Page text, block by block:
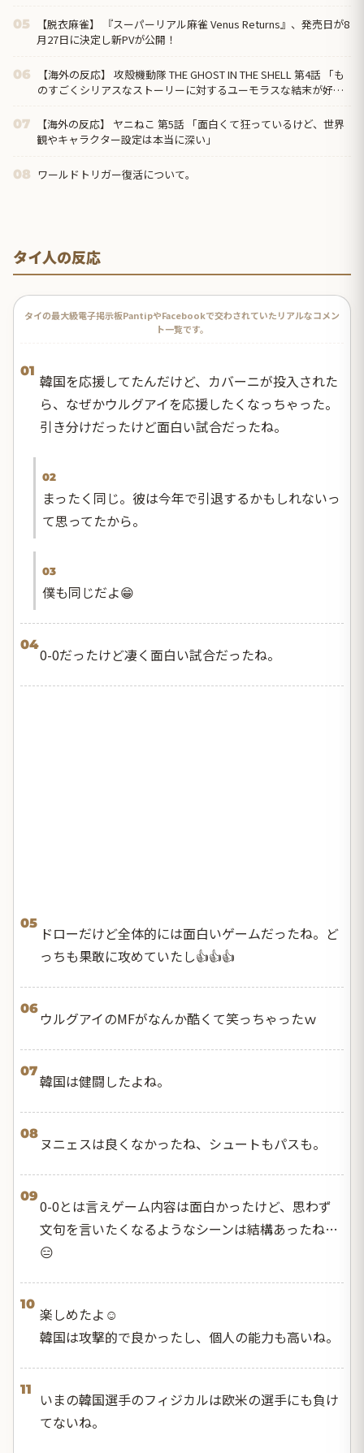
05
【脱衣麻雀】 『スーパーリアル麻雀 Venus Returns』、発売日が8
月27日に決定し新PVが公開！
06
【海外の反応】 攻殻機動隊 THE GHOST IN THE SHELL 第4話 「も
のすごくシリアスなストーリーに対するユーモラスな結末が好
07
【海外の反応】 ヤニねこ 第5話 「面白くて狂っているけど、世界
観やキャラクター設定は本当に深い」
08 ワールドトリガー復活について。
タイ人の反応
タイの最大級電子掲示板PantipやFacebookで交わされていたリアルなコメン
ト一覧です。
01
韓国を応援してたんだけど、カバーニが投入された
ら、なぜかウルグアイを応援したくなっちゃった。
引き分けだったけど面白い試合だったね。
02
まったく同じ。彼は今年で引退するかもしれないっ
て思ってたから。
03
僕も同じだよ😁
04
0-0だったけど凄く面白い試合だったね。
05
ドローだけど全体的には面白いゲームだったね。ど
っちも果敢に攻めていたし👍👍👍
06
ウルグアイのMFがなんか酷くて笑っちゃったｗ
07
韓国は健闘したよね。
08
ヌニェスは良くなかったね、シュートもパスも。
09
0-0とは言えゲーム内容は面白かったけど、思わず
文句を言いたくなるようなシーンは結構あったね…
😑
10
楽しめたよ☺️
韓国は攻撃的で良かったし、個人の能力も高いね。
11
いまの韓国選手のフィジカルは欧米の選手にも負け
てないね。